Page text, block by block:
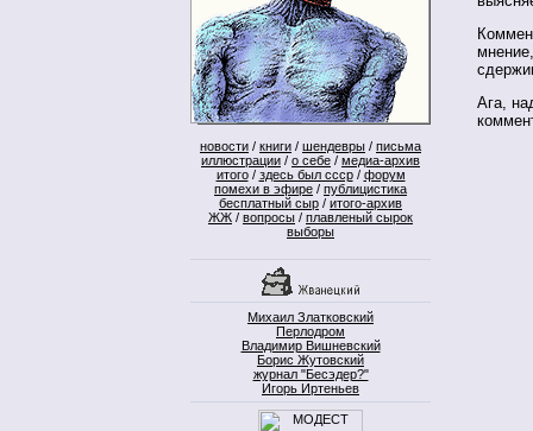
новости / книги / шендевры / письма
иллюстрации / о себе / медиа-архив
итого/ здесь был ссср/ форум
помехи в эфире / публицистика
бесплатный сыр / итого-архив
ЖЖ / вопросы / плавленый сырок
выборы
Михаил Златковский
Перлодром
Владимир Вишневский
Борис Жутовский
журнал "Бесэдер?"
Игорь Иртеньев
Ага,